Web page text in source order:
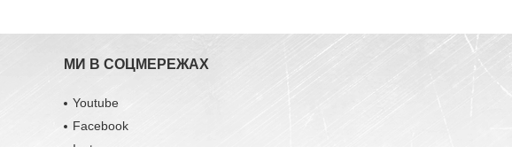
МИ В СОЦМЕРЕЖАХ
Youtube
Facebook